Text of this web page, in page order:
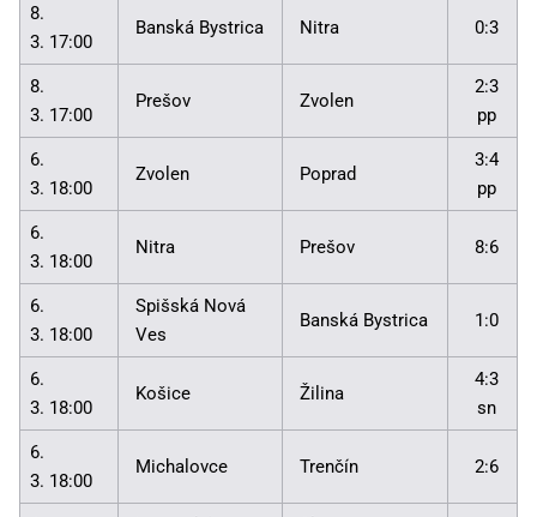
8.
3. 17:00
Banská Bystrica Nitra 0:3
8.
3. 17:00
Prešov Zvolen
2:3
pp
6.
3. 18:00
Zvolen Poprad
3:4
pp
6.
3. 18:00
Nitra Prešov 8:6
6.
3. 18:00
Spišská Nová
Ves
Banská Bystrica 1:0
6.
3. 18:00
Košice Žilina
4:3
sn
6.
3. 18:00
Michalovce Trenčín 2:6